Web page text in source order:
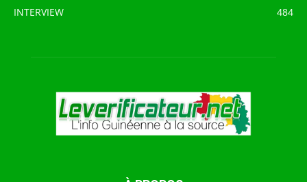
INTERVIEW
484